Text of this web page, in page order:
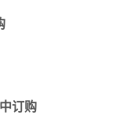
订购